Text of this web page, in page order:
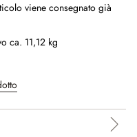
viene consegnato già
ca. 11,12 kg